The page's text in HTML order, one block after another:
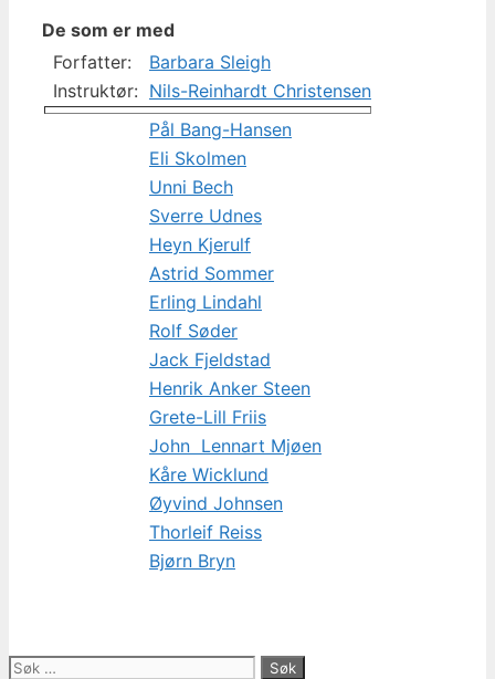
De som er med
Forfatter:
Barbara Sleigh
Instruktør: Nils-Reinhardt Christensen
Pål Bang-Hansen
Eli Skolmen
Unni Bech
Sverre Udnes
Heyn Kjerulf
Astrid Sommer
Erling Lindahl
Rolf Søder
Jack Fjeldstad
Henrik Anker Steen
Grete-Lill Friis
John Lennart Mjøen
Kåre Wicklund
Øyvind Johnsen
Thorleif Reiss
Bjørn Bryn
Søk